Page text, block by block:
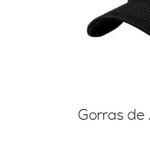
Gorras de